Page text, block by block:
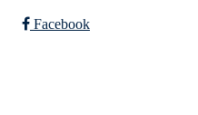
Facebook